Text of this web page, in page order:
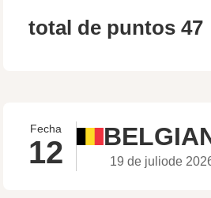
total de puntos 47
Fecha
12 19 de juliode